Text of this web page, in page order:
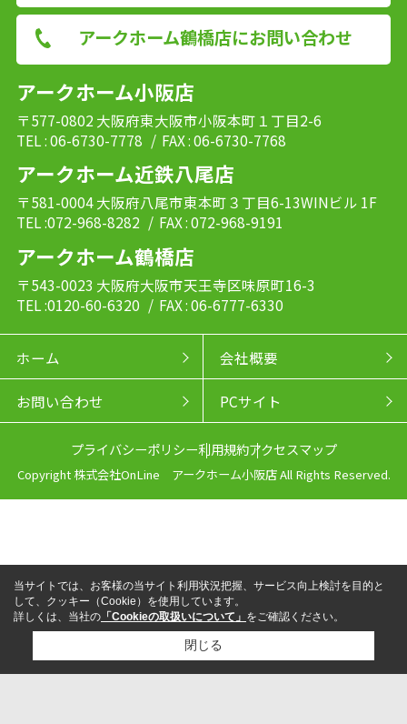
アークホーム鶴橋店にお問い合わせ
アークホーム小阪店
〒577-0802 大阪府東大阪市小阪本町１丁目2-6
TEL : 06-6730-7778 / FAX : 06-6730-7768
アークホーム近鉄八尾店
〒581-0004 大阪府八尾市東本町３丁目6-13WINビル 1F
TEL :072-968-8282 / FAX : 072-968-9191
アークホーム鶴橋店
〒543-0023 大阪府大阪市天王寺区味原町16-3
TEL :0120-60-6320 / FAX : 06-6777-6330
ホーム 会社概要
お問い合わせ PCサイト
プライバシーポリシー利用規約アクセスマップ
Copyright 株式会社OnLine アークホーム小阪店 All Rights Reserved.
LINEからお問い合わせ
当サイトでは、お客様の当サイト利用状況把握、サービス向上検討を目的と
して、クッキー（Cookie）を使用しています。
詳しくは、当社の 「Cookieの取扱いについて」 をご確認ください。
閉じる